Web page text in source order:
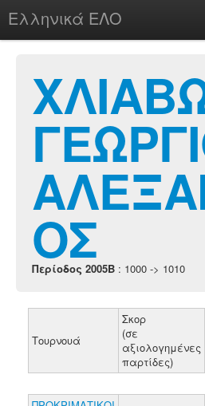
Ελληνικά ΕΛΟ
chesstu.be @ discord
Login
ΟΣ
Περίοδος 2005B : 1000 -> 1010
Τουρνουά
Σκορ
(σε
αξιολογημένες
παρτίδες)